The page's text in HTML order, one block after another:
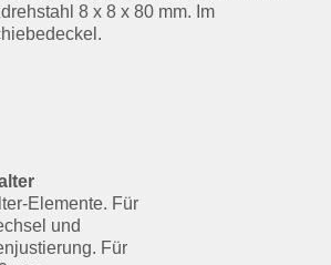
8 x 8 x 80 mm. Im
Elemente. Für
und
Für